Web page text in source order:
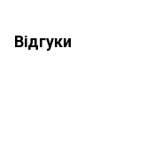
Відгуки